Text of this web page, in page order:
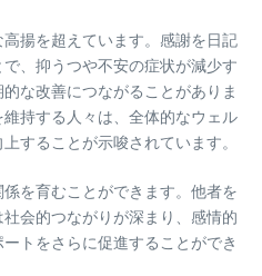
揚を超えています。感謝を日記
、抑うつや不安の症状が減少す
な改善につながることがありま
持する人々は、全体的なウェル
することが示唆されています。
を育むことができます。他者を
会的つながりが深まり、感情的
トをさらに促進することができ